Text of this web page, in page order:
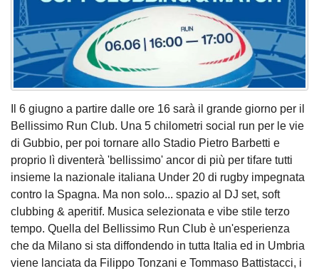
Il 6 giugno a partire dalle ore 16 sarà il grande giorno per il
Bellissimo Run Club. Una 5 chilometri social run per le vie
di Gubbio, per poi tornare allo Stadio Pietro Barbetti e
proprio lì diventerà 'bellissimo' ancor di più per tifare tutti
insieme la nazionale italiana Under 20 di rugby impegnata
contro la Spagna. Ma non solo... spazio al DJ set, soft
clubbing & aperitif. Musica selezionata e vibe stile terzo
tempo. Quella del Bellissimo Run Club è un'esperienza
che da Milano si sta diffondendo in tutta Italia ed in Umbria
viene lanciata da Filippo Tonzani e Tommaso Battistacci, i